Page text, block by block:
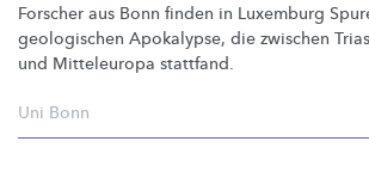
Forscher aus Bonn finden in Luxemburg
geologischen Apokalypse, die zwischen
und Mitteleuropa stattfand.
Uni Bonn